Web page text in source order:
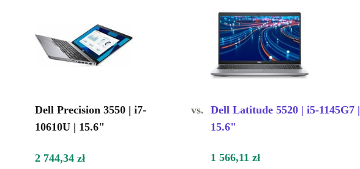
Dell Precision 3550 | i7-
10610U | 15.6"
vs. Dell Latitude 5520 | i5-1145G7 |
15.6"
2 744,34 zł 1 566,11 zł